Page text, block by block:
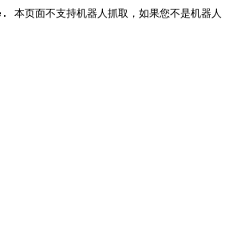
不支持机器人抓取，如果您不是机器人，